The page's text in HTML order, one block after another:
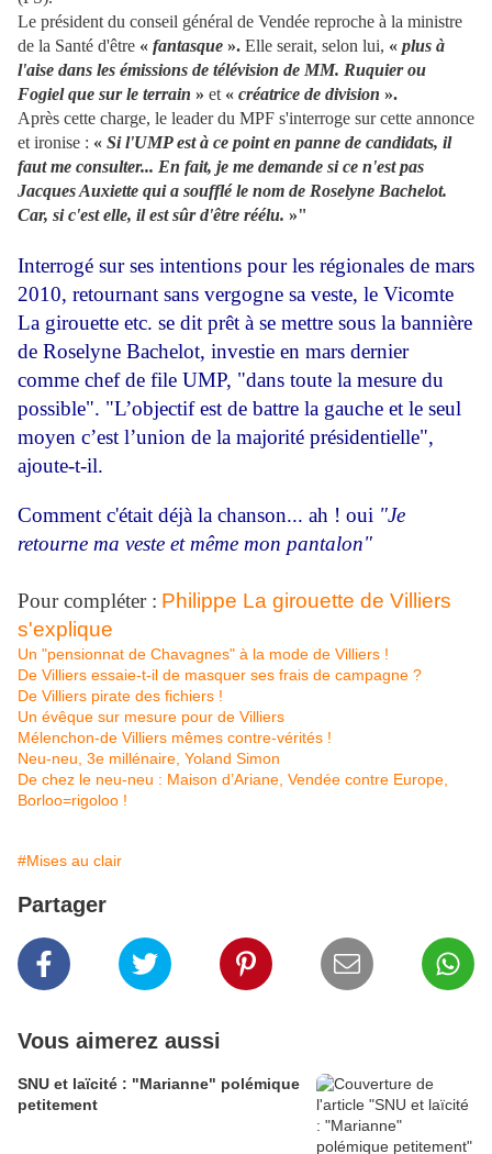
Le président du conseil général de Vendée reproche à la ministre
de la Santé d'être « fantasque ». Elle serait, selon lui, « plus à
l'aise dans les émissions de télévision de MM. Ruquier ou
Fogiel que sur le terrain » et « créatrice de division ».
Après cette charge, le leader du MPF s'interroge sur cette annonce
et ironise : « Si l'UMP est à ce point en panne de candidats, il
faut me consulter... En fait, je me demande si ce n'est pas
Jacques Auxiette qui a soufflé le nom de Roselyne Bachelot.
Car, si c'est elle, il est sûr d'être réélu. »"
Interrogé sur ses intentions pour les régionales de mars
2010, retournant sans vergogne sa veste, le Vicomte
La girouette etc. se dit prêt à se mettre sous la bannière
de Roselyne Bachelot, investie en mars dernier
comme chef de file UMP, "dans toute la mesure du
possible". "L’objectif est de battre la gauche et le seul
moyen c’est l’union de la majorité présidentielle",
ajoute-t-il.
Comment c'était déjà la chanson... ah ! oui "Je
retourne ma veste et même mon pantalon"
Pour compléter : Philippe La girouette de Villiers
s'explique
Un "pensionnat de Chavagnes" à la mode de Villiers !
De Villiers essaie-t-il de masquer ses frais de campagne ?
De Villiers pirate des fichiers !
Un évêque sur mesure pour de Villiers
Mélenchon-de Villiers mêmes contre-vérités !
Neu-neu, 3e millénaire, Yoland Simon
De chez le neu-neu : Maison d’Ariane, Vendée contre Europe,
Borloo=rigoloo !
#Mises au clair
Partager
Vous aimerez aussi
SNU et laïcité : "Marianne" polémique
petitement